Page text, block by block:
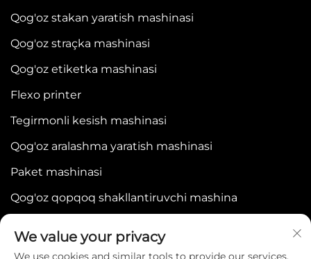
Qog'oz stakan yaratish mashinasi
Qog'oz straçka mashinasi
Qog'oz etiketka mashinasi
Flexo printer
Tegirmonli kesish mashinasi
Qog'oz aralashma yaratish mashinasi
Paket mashinasi
Qog'oz qopqoq shakllantiruvchi mashina
We value your privacy
We use cookies and similar tools to provide our services.